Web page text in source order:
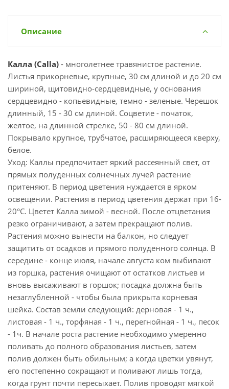
Описание
Калла (Calla) - многолетнее травянистое растение.
Листья прикорневые, крупные, 30 см длиной и до 20 см
шириной, щитовидно-сердцевидные, у основания
сердцевидно - копьевидные, темно - зеленые. Черешок
длинный, 15 - 30 см длиной. Соцветие - початок,
желтое, на длинной стрелке, 50 - 80 см длиной.
Покрывало крупное, трубчатое, расширяющееся кверху,
белое.
Уход: Каллы предпочитает яркий рассеянный свет, от
прямых полуденных солнечных лучей растение
притеняют. В период цветения нуждается в ярком
освещении. Растения в период цветения держат при 16-
20°C. Цветет Калла зимой - весной. После отцветания
резко ограничивают, а затем прекращают полив.
Растения можно вынести на балкон, но следует
защитить от осадков и прямого полуденного солнца. В
середине - конце июля, начале августа ком выбивают
из горшка, растения очищают от остатков листьев и
вновь высаживают в горшок; посадка должна быть
незаглубленной - чтобы была прикрыта корневая
шейка. Состав земли следующий: дерновая - 1 ч.,
листовая - 1 ч., торфяная - 1 ч., перегнойная - 1 ч., песок
- 1ч. В начале роста растение необходимо умеренно
поливать до полного образования листьев, затем
полив должен быть обильным; а когда цветки увянут,
его постепенно сокращают и поливают лишь тогда,
когда грунт почти пересыхает. Полив проводят мягкой